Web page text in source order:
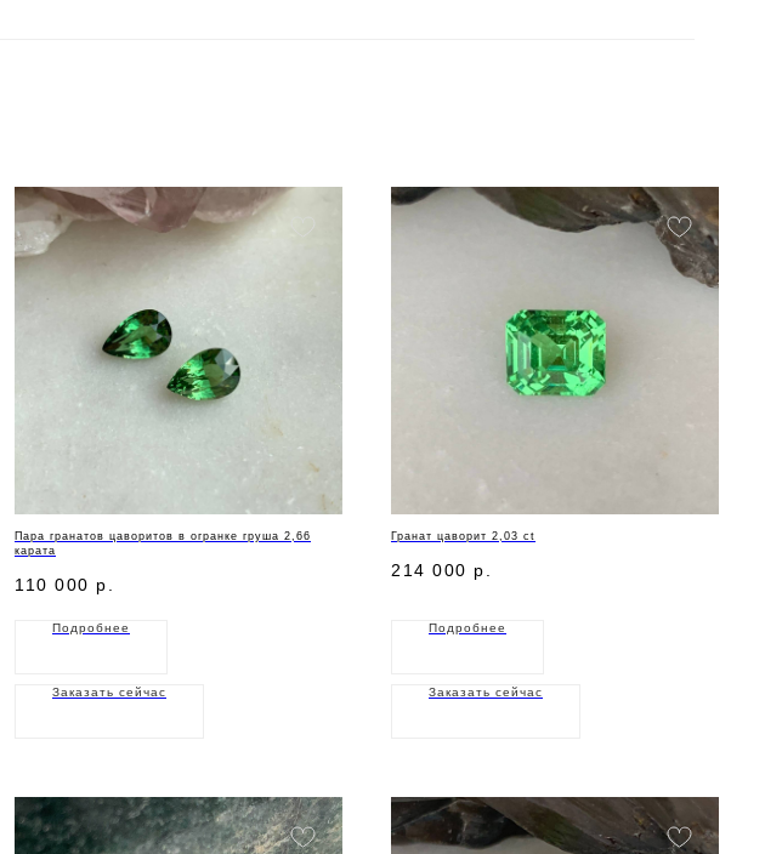
Пара гранатов цаворитов в огранке груша 2,66
карата
110 000 р.
Подробнее
Заказать сейчас
Гранат цаворит 2,03 ct
214 000 р.
Подробнее
Заказать сейчас